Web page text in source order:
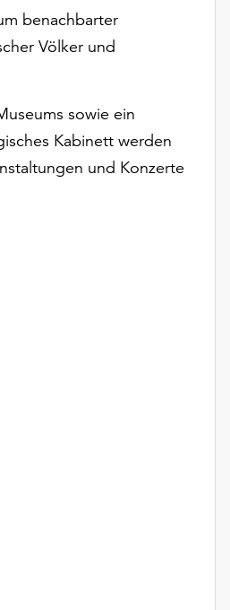
benachbarter
Völker und
sowie ein
Kabinett werden
und Konzerte